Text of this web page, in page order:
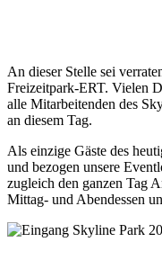
An dieser Stelle sei
Freizeitpark-ERT. Vielen
alle Mitarbeitenden des
an diesem Tag.
Als einzige Gäste des
und bezogen unsere
zugleich den ganzen Tag
Mittag- und Abendessen